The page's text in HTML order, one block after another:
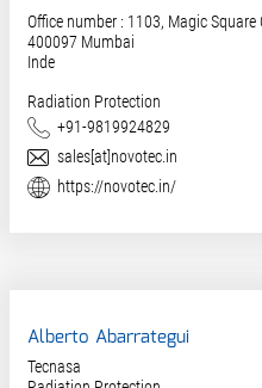
Office number : 1103, Magic
400097 Mumbai
Inde
Radiation Protection
Téléphone
+91-9819924829
E-Mail
sales[at]novotec.in
Site web
https://novotec.in/
Alberto Abarrategui
Tecnasa